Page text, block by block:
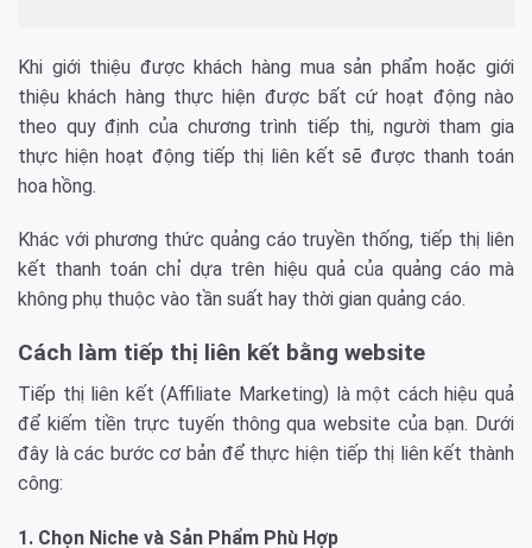
Khi giới thiệu được khách hàng mua sản phẩm hoặc giới
thiệu khách hàng thực hiện được bất cứ hoạt động nào
theo quy định của chương trình tiếp thị, người tham gia
thực hiện hoạt động tiếp thị liên kết sẽ được thanh toán
hoa hồng.
Khác với phương thức quảng cáo truyền thống, tiếp thị liên
kết thanh toán chỉ dựa trên hiệu quả của quảng cáo mà
không phụ thuộc vào tần suất hay thời gian quảng cáo.
Cách làm tiếp thị liên kết bằng website
Tiếp thị liên kết (Affiliate Marketing) là một cách hiệu quả
để kiếm tiền trực tuyến thông qua website của bạn. Dưới
đây là các bước cơ bản để thực hiện tiếp thị liên kết thành
công:
1. Chọn Niche và Sản Phẩm Phù Hợp